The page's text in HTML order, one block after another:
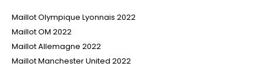
Maillot Olympique Lyonnais 2022
Maillot OM 2022
Maillot Allemagne 2022
Maillot Manchester United 2022